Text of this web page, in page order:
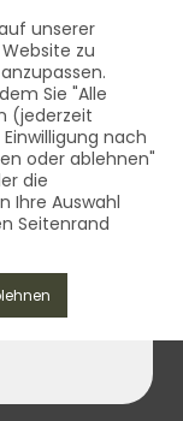
-
aus dem
MENÜ
unserer
zu
Sie "Alle
(jederzeit
nach
oder ablehnen"
die
Ihre Auswahl
Seitenrand